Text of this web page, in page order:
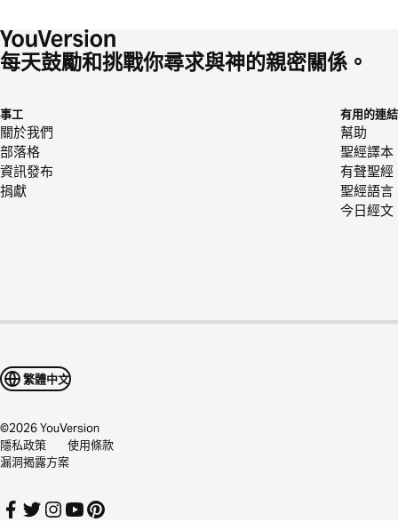
每天鼓勵和挑戰你尋求與神的親密關係。
事工
關於我們
部落格
資訊發布
捐獻
有用的連結
幫助
聖經譯本
有聲聖經
聖經語言
今日經文
繁體中文
©2026YouVersion
隱私政策
使用條款
漏洞揭露方案